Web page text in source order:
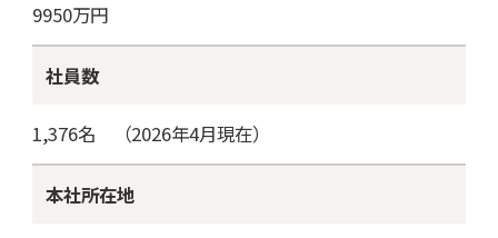
9950万円
社員数
1,376名 （2026年4月現在）
本社所在地